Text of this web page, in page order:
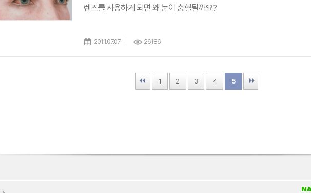
렌즈를 사용하게 되면 왜 눈이 충혈될까요?
2011.07.07 26186
1 2 3 4 5